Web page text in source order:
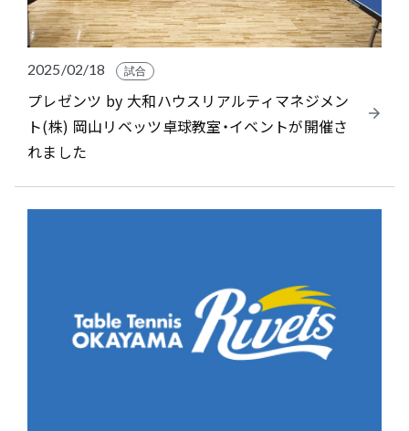
2025/02/18 試合
プレゼンツ by 大和ハウスリアルティマネジメン
ト(株) 岡山リベッツ卓球教室・イベントが開催さ
れました